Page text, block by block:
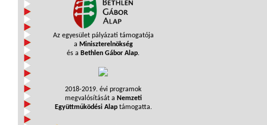
Az egyesület pályázati támogatója
a Miniszterelnökség
és a Bethlen Gábor Alap.
2018-2019. évi programok
megvalósítását a Nemzeti
Együttműködési Alaptámogatta.